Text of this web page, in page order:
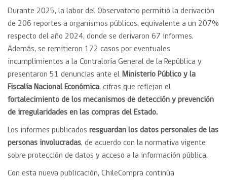
Durante 2025, la labor del Observatorio permitió la derivación
de 206 reportes a organismos públicos, equivalente a un 207%
respecto del año 2024, donde se derivaron 67 informes.
Además, se remitieron 172 casos por eventuales
incumplimientos a la Contraloría General de la República y
presentaron 51 denuncias ante el Ministerio Público y la
Fiscalía Nacional Económica, cifras que reflejan el
fortalecimiento de los mecanismos de detección y prevención
de irregularidades en las compras del Estado.
Los informes publicados resguardan los datos personales de las
personas involucradas, de acuerdo con la normativa vigente
sobre protección de datos y acceso a la información pública.
Con esta nueva publicación, ChileCompra continúa